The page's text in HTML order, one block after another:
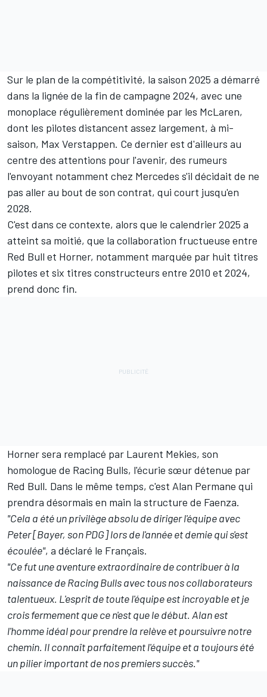
Sur le plan de la compétitivité, la saison 2025 a démarré
dans la lignée de la fin de campagne 2024, avec une
monoplace régulièrement dominée par les McLaren,
dont les pilotes distancent assez largement, à mi-
saison, Max Verstappen. Ce dernier est d'ailleurs au
centre des attentions pour l'avenir, des rumeurs
l'envoyant notamment chez Mercedes s'il décidait de ne
pas aller au bout de son contrat, qui court jusqu'en
2028.
C'est dans ce contexte, alors que le calendrier 2025 a
atteint sa moitié, que la collaboration fructueuse entre
Red Bull et Horner, notamment marquée par huit titres
pilotes et six titres constructeurs entre 2010 et 2024,
prend donc fin.
Horner sera remplacé par Laurent Mekies, son
homologue de Racing Bulls, l'écurie sœur détenue par
Red Bull. Dans le même temps, c'est Alan Permane qui
prendra désormais en main la structure de Faenza.
"Cela a été un privilège absolu de diriger l'équipe avec
Peter [Bayer, son PDG] lors de l'année et demie qui s'est
écoulée", a déclaré le Français.
"Ce fut une aventure extraordinaire de contribuer à la
naissance de Racing Bulls avec tous nos collaborateurs
talentueux. L'esprit de toute l'équipe est incroyable et je
crois fermement que ce n'est que le début. Alan est
l'homme idéal pour prendre la relève et poursuivre notre
chemin. Il connaît parfaitement l'équipe et a toujours été
un pilier important de nos premiers succès."